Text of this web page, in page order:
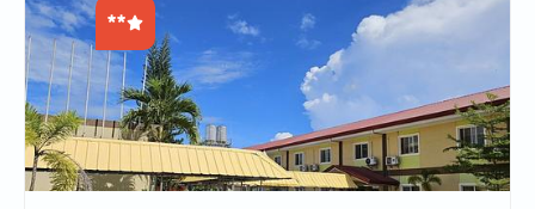
**
0.0
0.0
0.0